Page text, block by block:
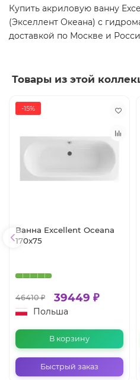
Купить акриловую ванну
(Экселлент Океана) с
доставкой по Москве и
Товары из этой
-15%
Ванна Excellent Oceana
170x75
46410 ₽ 39449 ₽
Польша
В корзину
Быстрый заказ